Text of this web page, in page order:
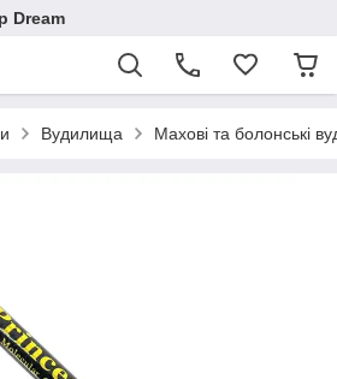
Dream
Вудилища Махові та болонські